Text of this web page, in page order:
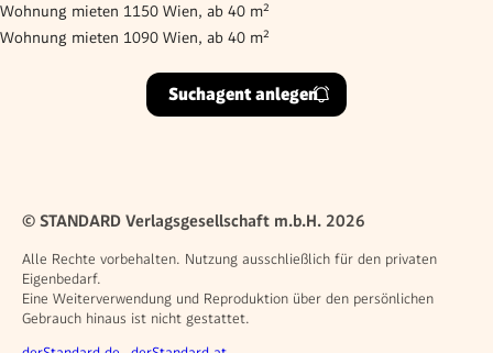
Wohnung mieten 1150 Wien, ab 40 m²
Wohnung mieten 1090 Wien, ab 40 m²
Suchagent anlegen
© STANDARD Verlagsgesellschaft m.b.H. 2026
Alle Rechte vorbehalten. Nutzung ausschließlich für den privaten
Eigenbedarf.
Eine Weiterverwendung und Reproduktion über den persönlichen
Gebrauch hinaus ist nicht gestattet.